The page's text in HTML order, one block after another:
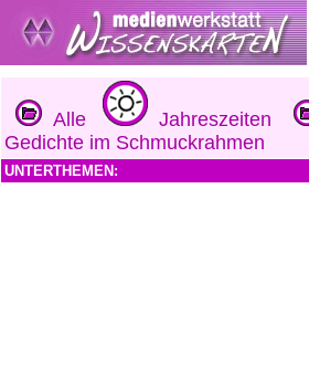
Alle Jahreszeiten
Gedichte im Schmuckrahmen
UNTERTHEMEN: